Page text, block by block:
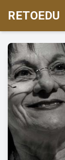
RETOEDU